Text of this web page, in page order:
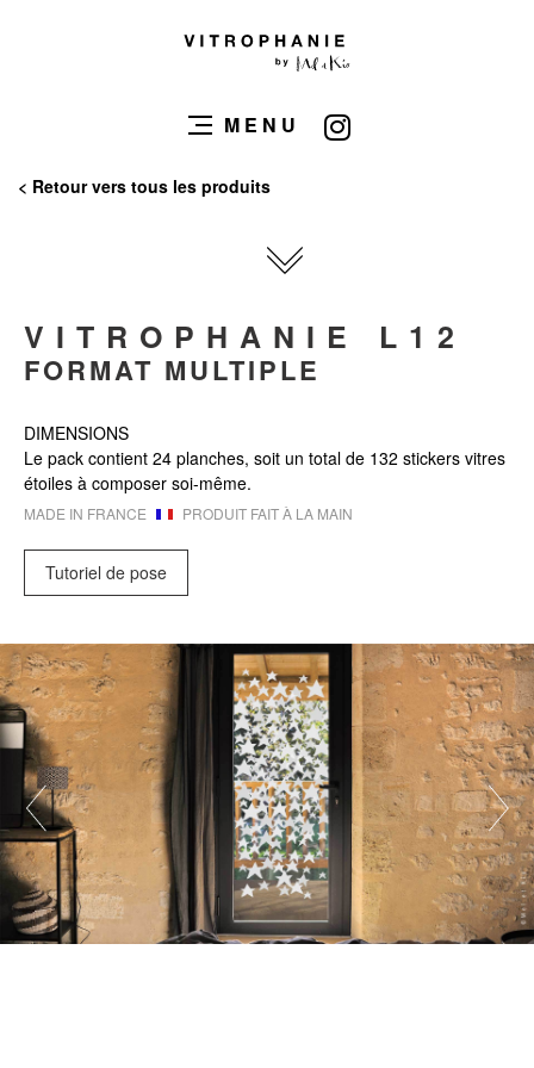
MENU
< Retour vers tous les produits
VITROPHANIE L12
FORMAT MULTIPLE
DIMENSIONS
Le pack contient 24 planches, soit un total de 132 stickers vitres
étoiles à composer soi-même.
MADE IN FRANCE PRODUIT FAIT À LA MAIN
Tutoriel de pose